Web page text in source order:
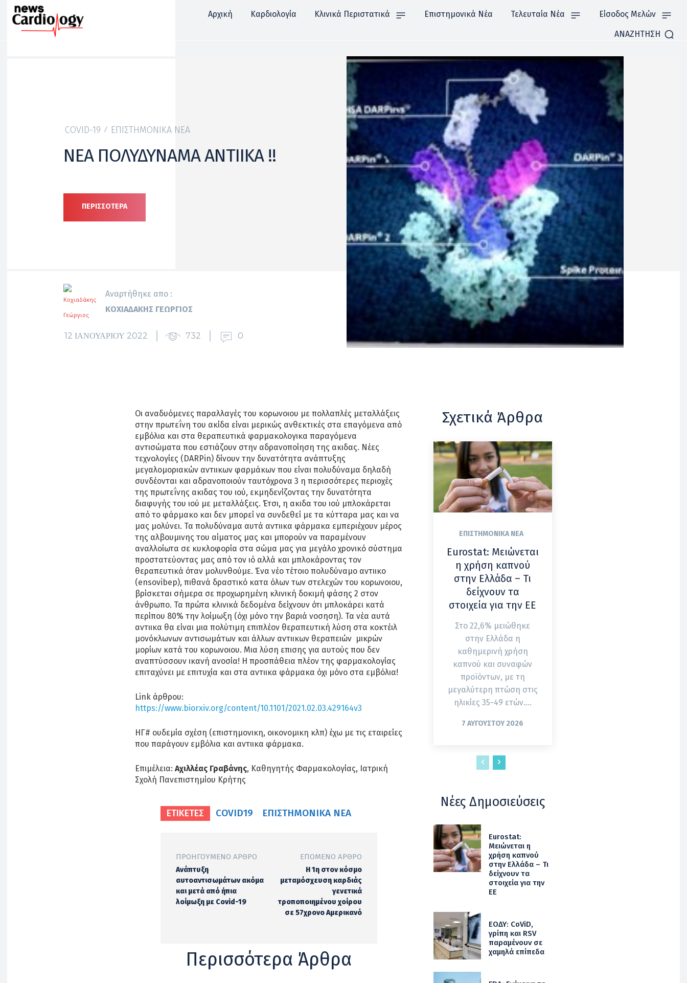
Αρχική Καρδιολογία Κλινικά Περιστατικά Επιστημονικά Νέα Τελευταία Νέα Είσοδος Μελών
ΑΝΑΖΗΤΗΣΗ
COVID-19 ΕΠΙΣΤΗΜΟΝΙΚΆ ΝΈΑ
ΝΕΑ ΠΟΛΥΔΥΝΑΜΑ ΑΝΤΙΙΚΑ !!
ΠΕΡΙΣΣΟΤΕΡΑ
Αναρτήθηκε απο :
ΚΟΧΙΑΔΆΚΗΣ ΓΕΏΡΓΙΟΣ
12 ΙΑΝΟΥΑΡΊΟΥ 2022 732 0
Οι αναδυόμενες παραλλαγές του κορωνοιου με πολλαπλές μεταλλάξεις
στην πρωτεΐνη του ακίδα είναι μερικώς ανθεκτικές στα επαγόμενα από
εμβόλια και στα θεραπευτικά φαρμακολογικα παραγόμενα
αντισώματα που εστιάζουν στην αδρανοποίηση της ακιδας. Νέες
τεχνολογίες (DARPin) δίνουν την δυνατότητα ανάπτυξης
μεγαλομοριακών αντιικων φαρμάκων που είναι πολυδύναμα δηλαδή
συνδέονται και αδρανοποιούν ταυτόχρονα 3 η περισσότερες περιοχές
της πρωτεΐνης ακιδας του ιού, εκμηδενίζοντας την δυνατότητα
διαφυγής του ιού με μεταλλάξεις. Έτσι, η ακιδα του ιού μπλοκάρεται
από το φάρμακο και δεν μπορεί να συνδεθεί με τα κύτταρα μας και να
μας μολύνει. Τα πολυδύναμα αυτά αντιικα φάρμακα εμπεριέχουν μέρος
της αλβουμινης του αίματος μας και μπορούν να παραμένουν
αναλλοίωτα σε κυκλοφορία στα σώμα μας για μεγάλο χρονικό σύστημα
προστατεύοντας μας από τον ιό αλλά και μπλοκάροντας τον
θεραπευτικά όταν μολυνθούμε. Ένα νέο τέτοιο πολυδύναμο αντιικο
(ensovibep), πιθανά δραστικό κατα όλων των στελεχών του κορωνοιου,
βρίσκεται σήμερα σε προχωρημένη κλινική δοκιμή φάσης 2 στον
άνθρωπο. Τα πρώτα κλινικά δεδομένα δείχνουν ότι μπλοκάρει κατά
περίπου 80% την λοίμωξη (όχι μόνο την βαριά νοσηση). Τα νέα αυτά
αντιικα θα είναι μια πολύτιμη επιπλέον θεραπευτική λύση στα κοκτέιλ
μονόκλωνων αντισωμάτων και άλλων αντιικων θεραπειών μικρών
μορίων κατά του κορωνοιου. Μια λύση επισης για αυτούς που δεν
αναπτύσσουν ικανή ανοσία! Η προσπάθεια πλέον της φαρμακολογίας
επιταχύνει με επιτυχία και στα αντιικα φάρμακα όχι μόνο στα εμβόλια!
Link άρθρου:
https://www.biorxiv.org/content/10.1101/2021.02.03.429164v3
ΗΓ# ουδεμία σχέση (επιστημονικη, οικονομικη κλπ) έχω με τις εταιρείες
που παράγουν εμβόλια και αντιικα φάρμακα.
Επιμέλεια: Αχιλλέας Γραβάνης, Καθηγητής Φαρμακολογίας, Ιατρική
Σχολή Πανεπιστημίου Κρήτης
ΕΤΙΚΕΤΕΣ COVID19 ΕΠΙΣΤΗΜΟΝΙΚΆ ΝΈΑ
ΠΡΟΗΓΟΎΜΕΝΟ ΆΡΘΡΟ
Ανάπτυξη
αυτοαντισωμάτων ακόμα
και μετά από ήπια
λοίμωξη με Covid-19
ΕΠΌΜΕΝΟ ΆΡΘΡΟ
Η 1η στον κόσμο
μεταμόσχευση καρδιάς
γενετικά
τροποποιημένου χοίρου
σε 57χρονο Αμερικανό
Περισσότερα Άρθρα
Σχετικά Άρθρα
ΕΠΙΣΤΗΜΟΝΙΚΆ ΝΈΑ
Eurostat: Μειώνεται
η χρήση καπνού
στην Ελλάδα – Τι
δείχνουν τα
στοιχεία για την ΕΕ
Στο 22,6% μειώθηκε
στην Ελλάδα η
καθημερινή χρήση
καπνού και συναφών
προϊόντων, με τη
μεγαλύτερη πτώση στις
ηλικίες 35-49 ετών....
7 ΑΥΓΟΎΣΤΟΥ 2026
Νέες Δημοσιεύσεις
Eurostat:
Μειώνεται η
χρήση καπνού
στην Ελλάδα – Τι
δείχνουν τα
στοιχεία για την
ΕΕ
ΕΟΔΥ: CoViD,
γρίπη και RSV
παραμένουν σε
χαμηλά επίπεδα